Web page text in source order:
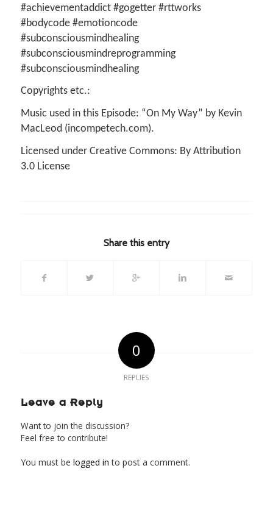
#achievementaddict #gogetter #rttworks
#bodycode #emotioncode
#subconsciousmindhealing
#subconsciousmindreprogramming
#subconsciousmindhealing
Copyrights etc.:
Music used in this Episode: “On My Way” by Kevin
MacLeod (incompetech.com).
Licensed under Creative Commons: By Attribution
3.0 License
Share this entry
0
REPLIES
Leave a Reply
Want to join the discussion?
Feel free to contribute!
You must be logged in to post a comment.